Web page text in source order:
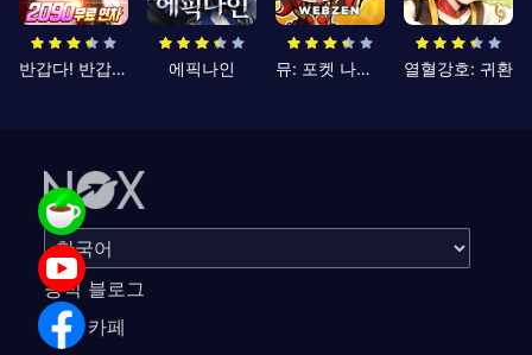
반갑다! 반갑삼국지 에픽나인 뮤: 포켓 나이츠 열혈강호: 귀환
공식 블로그
공식 카페